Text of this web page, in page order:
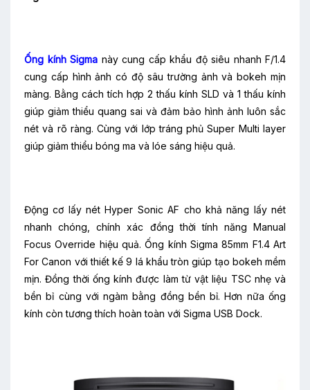
Ống kính Sigma này cung cấp khẩu độ siêu nhanh F/1.4
cung cấp hình ảnh có độ sâu trường ảnh và bokeh mịn
màng. Bằng cách tích hợp 2 thấu kính SLD và 1 thấu kính
giúp giảm thiểu quang sai và đảm bảo hình ảnh luôn sắc
nét và rõ ràng. Cùng với lớp tráng phủ Super Multi layer
giúp giảm thiểu bóng ma và lóe sáng hiệu quả.
Động cơ lấy nét Hyper Sonic AF cho khả năng lấy nét
nhanh chóng, chính xác đồng thời tính năng Manual
Focus Override hiệu quả. Ống kính Sigma 85mm F1.4 Art
For Canon với thiết kế 9 lá khẩu tròn giúp tạo bokeh mềm
mịn. Đồng thời ống kính được làm từ vật liệu TSC nhẹ và
bền bỉ cùng với ngàm bằng đồng bền bỉ. Hơn nữa ống
kính còn tương thích hoàn toàn với Sigma USB Dock.